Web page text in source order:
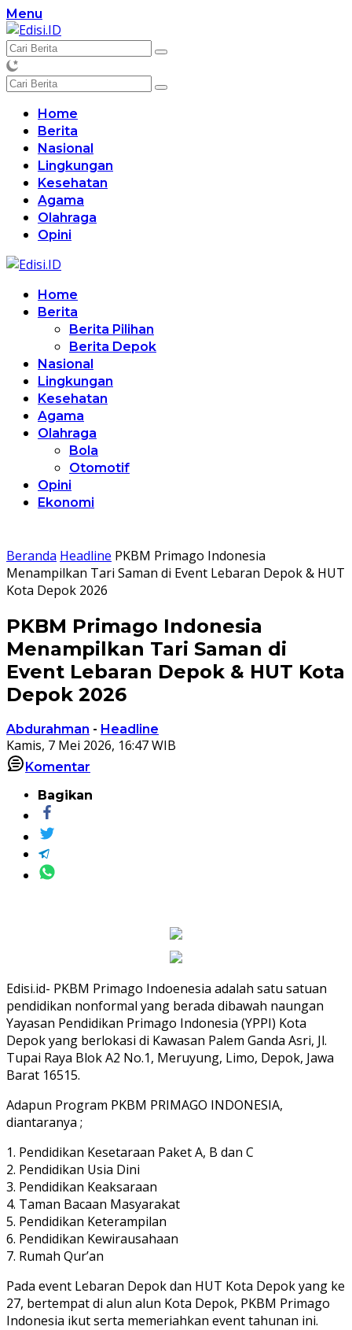
Langsung
ke
konten
Menu
Home
Berita
Nasional
Lingkungan
Kesehatan
Agama
Olahraga
Opini
Home
Berita
Berita Pilihan
Berita Depok
Nasional
Lingkungan
Kesehatan
Agama
Olahraga
Bola
Otomotif
Opini
Ekonomi
Beranda Headline PKBM Primago Indonesia
Menampilkan Tari Saman di Event Lebaran Depok & HUT
Kota Depok 2026
PKBM Primago Indonesia
Menampilkan Tari Saman di
Event Lebaran Depok & HUT Kota
Depok 2026
Abdurahman - Headline
Kamis, 7 Mei 2026, 16:47 WIB
Komentar
Bagikan
Edisi.id- PKBM Primago Indoenesia adalah satu satuan
pendidikan nonformal yang berada dibawah naungan
Yayasan Pendidikan Primago Indonesia (YPPI) Kota
Depok yang berlokasi di Kawasan Palem Ganda Asri, Jl.
Tupai Raya Blok A2 No.1, Meruyung, Limo, Depok, Jawa
Barat 16515.
Adapun Program PKBM PRIMAGO INDONESIA,
diantaranya ;
1. Pendidikan Kesetaraan Paket A, B dan C
2. ⁠Pendidikan Usia Dini
3. ⁠Pendidikan Keaksaraan
4. ⁠Taman Bacaan Masyarakat
5. ⁠Pendidikan Keterampilan
6. ⁠Pendidikan Kewirausahaan
7. ⁠Rumah Qur’an
Pada event Lebaran Depok dan HUT Kota Depok yang ke
27, bertempat di alun alun Kota Depok, PKBM Primago
Indonesia ikut serta memeriahkan event tahunan ini.